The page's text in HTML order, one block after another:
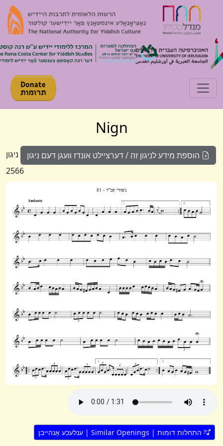
Toggle navigation
Nign
הוספת מידע לניגון זה / דערציילט אונדז וועגן דעם ניגון ניגון
2566
התחלות דומות | Similar Openings | ענלעכע אָנהייבן